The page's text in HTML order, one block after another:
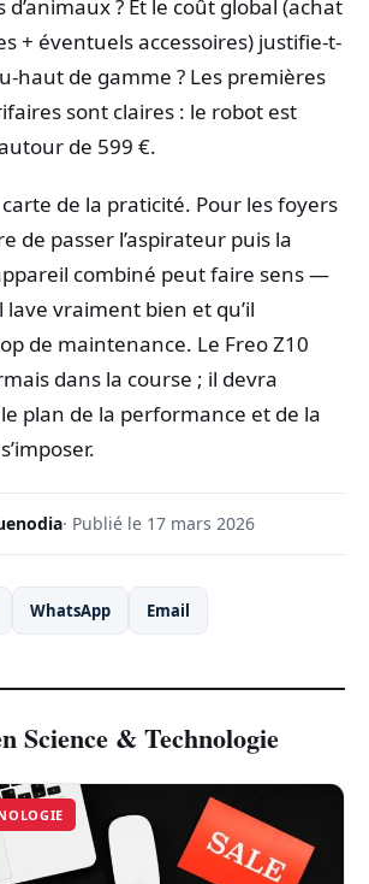
d’animaux ? Et le coût global (achat
+ éventuels accessoires) justifie-t-
haut de gamme ? Les premières
sont claires : le robot est
de 599 €.
de la praticité. Pour les foyers
de passer l’aspirateur puis la
combiné peut faire sens —
lave vraiment bien et qu’il
de maintenance. Le Freo Z10
dans la course ; il devra
plan de la performance et de la
· Publié le 17 mars 2026
WhatsApp Email
Science & Technologie